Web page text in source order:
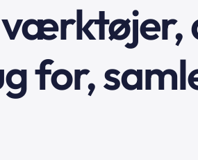
for,